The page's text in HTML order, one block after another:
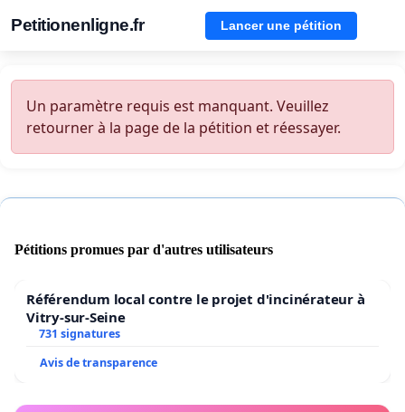
Petitionenligne.fr Lancer une pétition
Un paramètre requis est manquant. Veuillez
retourner à la page de la pétition et réessayer.
Pétitions promues par d'autres utilisateurs
Référendum local contre le projet d'incinérateur à
Vitry-sur-Seine
731 signatures
Avis de transparence